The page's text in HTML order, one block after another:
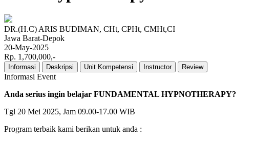
DR.(H.C) ARIS BUDIMAN, CHt, CPHt, CMHt,CI
Jawa Barat-Depok
20-May-2025
Rp. 1,700,000,-
Informasi Deskripsi Unit Kompetensi Instructor Review
Informasi Event
Anda serius ingin belajar FUNDAMENTAL HYPNOTHERAPY?
Tgl 20 Mei 2025, Jam 09.00-17.00 WIB
Program terbaik kami berikan untuk anda :